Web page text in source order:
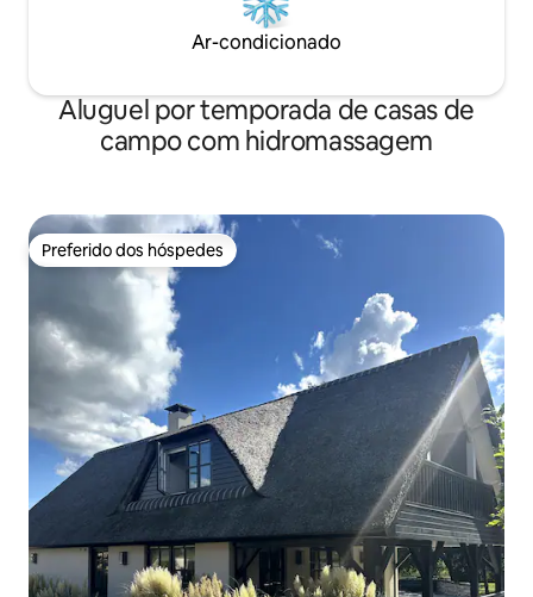
Ar-condicionado
Aluguel por temporada de casas de
campo com hidromassagem
Preferido dos hóspedes
Preferido dos hóspedes